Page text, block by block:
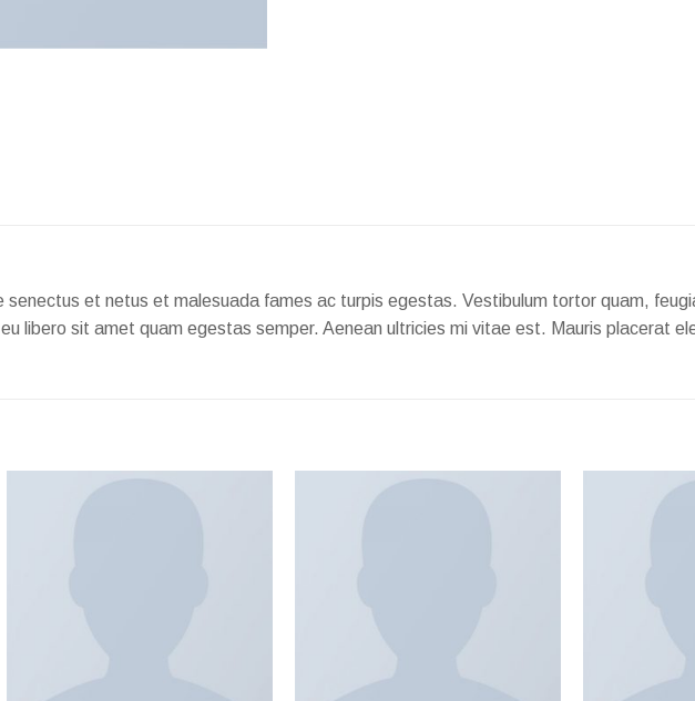
senectus et netus et malesuada fames ac turpis egestas. Vestibulum tortor quam,
libero sit amet quam egestas semper. Aenean ultricies mi vitae est. Mauris placerat